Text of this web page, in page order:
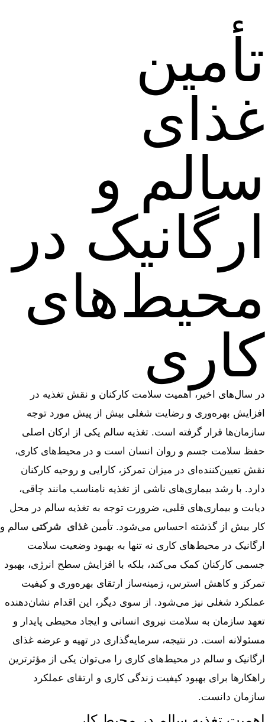
تأمین
غذای
سالم و
ارگانیک در
محیط‌های
کاری
در سال‌های اخیر، اهمیت سلامت کارکنان و نقش تغذیه در
افزایش بهره‌وری و رضایت شغلی بیش از پیش مورد توجه
سازمان‌ها قرار گرفته است. تغذیه سالم یکی از ارکان اصلی
حفظ سلامت جسم و روان انسان است و در محیط‌های کاری،
نقش تعیین‌کننده‌ای در میزان تمرکز، کارایی و روحیه کارکنان
دارد. با رشد بیماری‌های ناشی از تغذیه نامناسب مانند چاقی،
دیابت و بیماری‌های قلبی، ضرورت توجه به تغذیه سالم در محل
کار بیش از گذشته احساس می‌شود. تأمینغذای شرکتی سالم و
ارگانیک در محیط‌های کاری نه تنها به بهبود وضعیت سلامت
جسمی کارکنان کمک می‌کند، بلکه با افزایش سطح انرژی، بهبود
تمرکز و کاهش استرس، زمینه‌ساز ارتقای بهره‌وری و کیفیت
عملکرد شغلی نیز می‌شود. از سوی دیگر، این اقدام نشان‌دهنده
تعهد سازمان به سلامت نیروی انسانی و ایجاد محیطی پایدار و
مسئولانه است. در نتیجه، سرمایه‌گذاری در تهیه و عرضه غذای
ارگانیک و سالم در محیط‌های کاری را می‌توان یکی از مؤثرترین
راهکارها برای بهبود کیفیت زندگی کاری و ارتقای عملکرد
سازمان دانست.